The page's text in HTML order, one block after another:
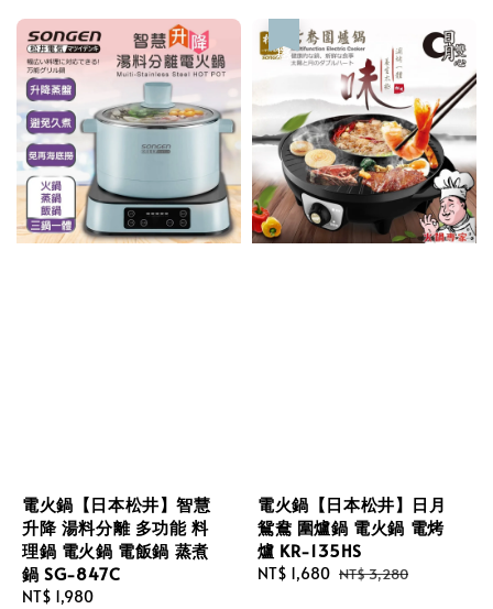
電火鍋【日本松井】智慧
升降 湯料分離 多功能 料
理鍋 電火鍋 電飯鍋 蒸煮
鍋 SG-847C
Regular
NT$ 1,980
電火鍋【日本松井】日月
鴛鴦 圍爐鍋 電火鍋 電烤
爐 KR-135HS
Sale
NT$ 1,680 Regular
NT$ 3,280